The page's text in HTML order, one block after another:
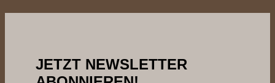
JETZT NEWSLETTER